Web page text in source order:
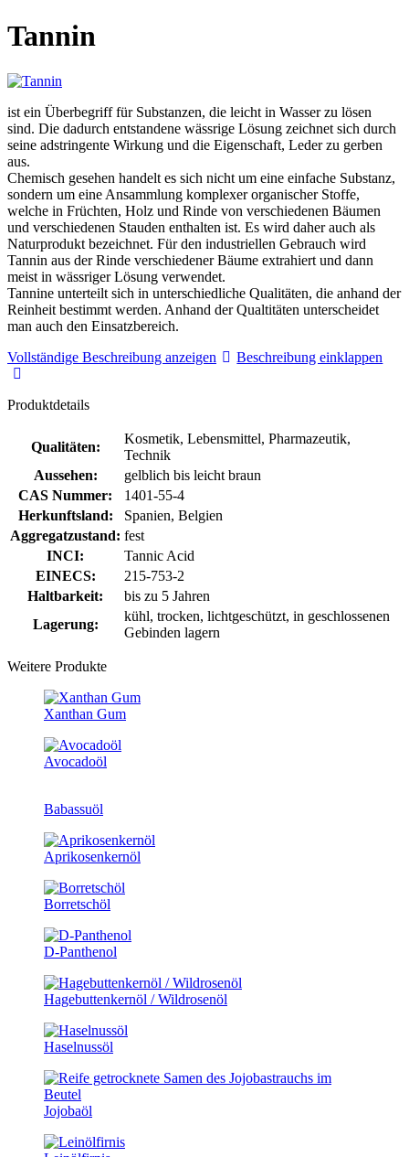
Tannin
ist ein Überbegriff für Substanzen, die leicht in Wasser zu lösen
sind. Die dadurch entstandene wässrige Lösung zeichnet sich durch
seine adstringente Wirkung und die Eigenschaft, Leder zu gerben
aus.
Chemisch gesehen handelt es sich nicht um eine einfache Substanz,
sondern um eine Ansammlung komplexer organischer Stoffe,
welche in Früchten, Holz und Rinde von verschiedenen Bäumen
und verschiedenen Stauden enthalten ist. Es wird daher auch als
Naturprodukt bezeichnet. Für den industriellen Gebrauch wird
Tannin aus der Rinde verschiedener Bäume extrahiert und dann
meist in wässriger Lösung verwendet.
Tannine unterteilt sich in unterschiedliche Qualitäten, die anhand der
Reinheit bestimmt werden. Anhand der Qualtitäten unterscheidet
man auch den Einsatzbereich.
Vollständige Beschreibung anzeigen
Beschreibung einklappen
Produktdetails
Qualitäten:
Kosmetik, Lebensmittel, Pharmazeutik,
Technik
Aussehen:
gelblich bis leicht braun
CAS Nummer:
1401-55-4
Herkunftsland:
Spanien, Belgien
Aggregatzustand: fest
INCI:
Tannic Acid
EINECS:
215-753-2
Haltbarkeit:
bis zu 5 Jahren
Lagerung:
kühl, trocken, lichtgeschützt, in geschlossenen
Gebinden lagern
Weitere Produkte
Xanthan Gum
Avocadoöl
Babassuöl
Aprikosenkernöl
Borretschöl
D-Panthenol
Hagebuttenkernöl / Wildrosenöl
Haselnussöl
Jojobaöl